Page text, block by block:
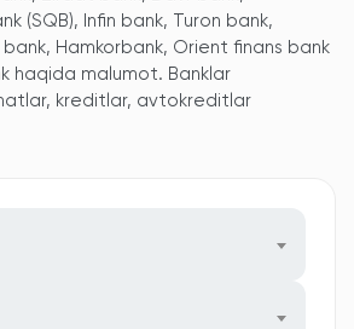
(SQB), Infin bank, Turon bank,
Hamkorbank, Orient finans bank
haqida malumot. Banklar
kreditlar, avtokreditlar